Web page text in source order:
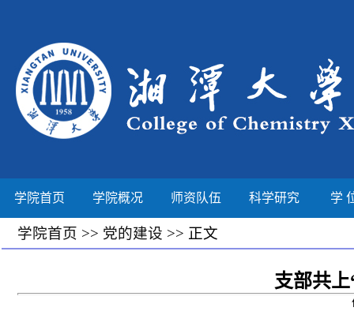
学院首页 学院概况 师资队伍 科学研究 学
学院首页 >> 党的建设 >> 正文
支部共